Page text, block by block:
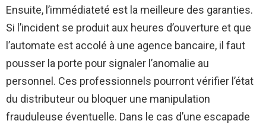
Ensuite, l’immédiateté est la meilleure des garanties.
Si l’incident se produit aux heures d’ouverture et que
l’automate est accolé à une agence bancaire, il faut
pousser la porte pour signaler l’anomalie au
personnel. Ces professionnels pourront vérifier l’état
du distributeur ou bloquer une manipulation
frauduleuse éventuelle. Dans le cas d’une escapade